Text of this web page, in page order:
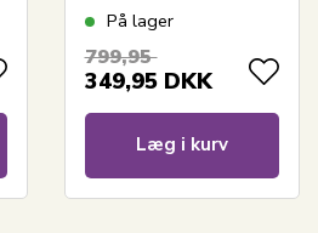
green - Vendbart med
På lager
799,95
349,95 DKK
Læg i kurv